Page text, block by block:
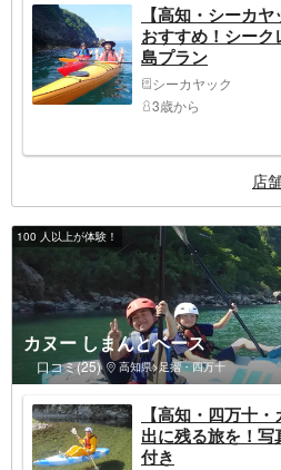
【高知・シーカ
おすすめ！シー
島プラン
シーカヤック
3歳から
店
100 人以上が体験！
カヌー しまんとベース
口コミ(25) 高知県>足摺・四万十
【高知・四万十
出に残る旅を！
付き